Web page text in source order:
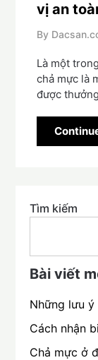
vị an
By
Là một
chả mực là
được
Tìm kiếm
Bài viết
Những lưu
Cách nhận
Chả mực ở